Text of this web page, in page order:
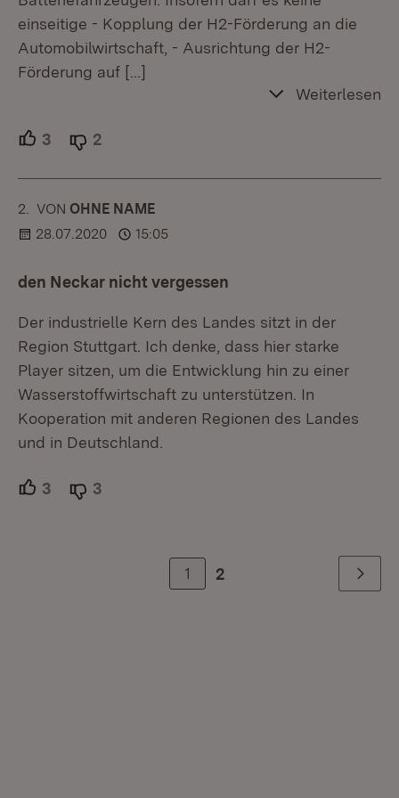
einseitige - Kopplung der H2-Förderung an die
Automobilwirtschaft, - Ausrichtung der H2-
Förderung auf […]
Weiterlesen
3 Unterstützer.
2
2. KOMMENTAR
VON :OHNE NAME
28.07.2020
15:05
den Neckar nicht vergessen
Der industrielle Kern des Landes sitzt in der
Region Stuttgart. Ich denke, dass hier starke
Player sitzen, um die Entwicklung hin zu einer
Wasserstoffwirtschaft zu unterstützen. In
Kooperation mit anderen Regionen des Landes
und in Deutschland.
3 Unterstützer.
3
1 2 Weiter